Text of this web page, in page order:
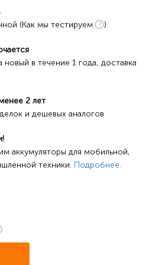
(Как мы тестируем
)
в течение 1 года, доставка
2 лет
и дешевых аналогов
аккумуляторы для мобильной,
техники. Подробнее.